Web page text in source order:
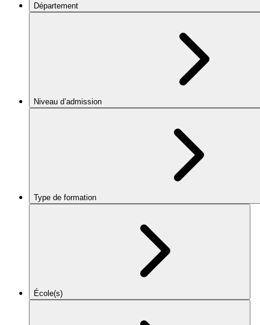
Département
Niveau d’admission
Type de formation
École(s)